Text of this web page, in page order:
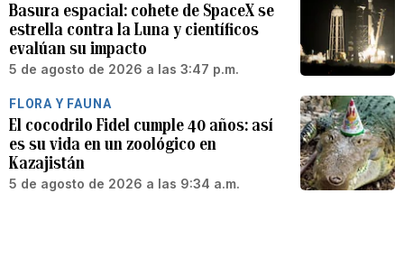
Basura espacial: cohete de SpaceX se
estrella contra la Luna y científicos
evalúan su impacto
5 de agosto de 2026 a las 3:47 p.m.
FLORA Y FAUNA
El cocodrilo Fidel cumple 40 años: así
es su vida en un zoológico en
Kazajistán
5 de agosto de 2026 a las 9:34 a.m.